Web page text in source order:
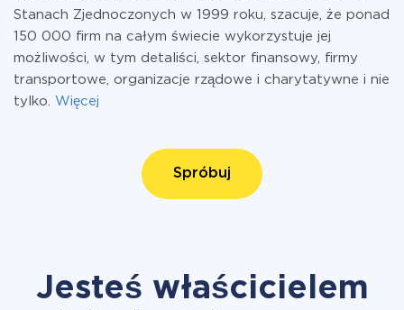
Stanach Zjednoczonych w 1999 roku, szacuje, że ponad
150 000 firm na całym świecie wykorzystuje jej
możliwości, w tym detaliści, sektor finansowy, firmy
transportowe, organizacje rządowe i charytatywne i nie
tylko. Więcej
Spróbuj
Jesteś właścicielem